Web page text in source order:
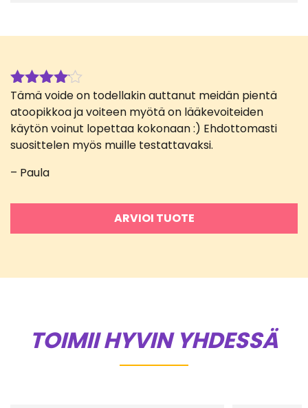
Arvostelu
tuotteesta:
4/ 5
Tämä voide on todellakin auttanut meidän pientä
atoopikkoa ja voiteen myötä on lääkevoiteiden
käytön voinut lopettaa kokonaan :) Ehdottomasti
suosittelen myös muille testattavaksi.
– Paula
ARVIOI TUOTE
TOIMII HYVIN YHDESSÄ